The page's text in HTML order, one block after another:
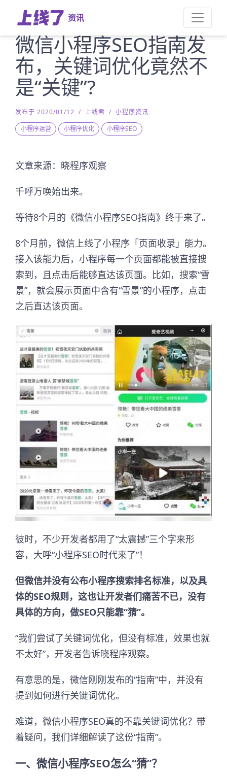
资讯
微信小程序SEO指南发
布，关键词优化竟然不
是“关键”?
发布于 2020/01/12 / 上线君 / 小程序资讯
小程序运营
小程序优化 小程序SEO
文章来源：晓程序观察
千呼万唤始出来。
等待8个月的《微信小程序SEO指南》终于来了。
8个月前，微信上线了小程序「页面收录」能力。
接入该能力后，小程序每一个页面都能被直接搜
索到，且点击后能够直达该页面。比如，搜索“雪
景”，就会展示页面中含有“雪景”的小程序，点击
之后直达该页面。
彼时，不少开发者都用了“太震撼”三个字来形
容，大呼“小程序SEO时代来了”！
但微信并没有公布小程序搜索排名标准，以及具
体的SEO规则，这也让开发者们痛苦不已，没有
具体的方向，做SEO只能靠“猜”。
“我们尝试了关键词优化，但没有标准，效果也就
不太好”，开发者告诉晓程序观察。
有意思的是，微信刚刚发布的“指南”中，并没有
提到如何进行关键词优化。
难道，微信小程序SEO真的不靠关键词优化？带
着疑问，我们详细解读了这份“指南”。
一、 微信小程序SEO怎么“猜”？